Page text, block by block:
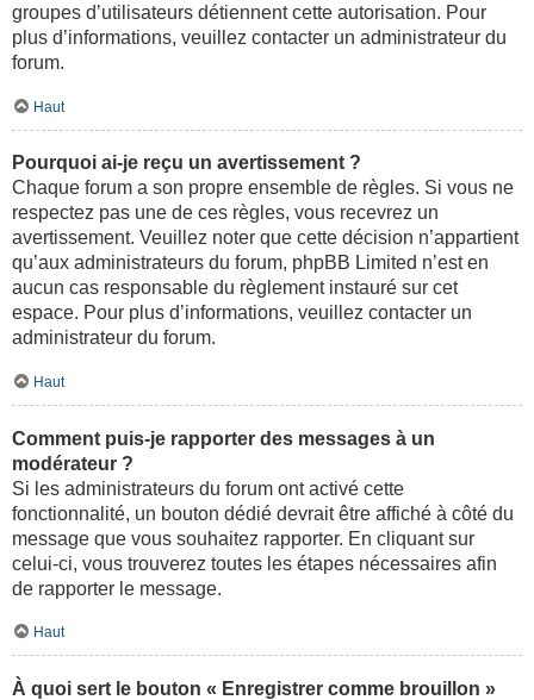
groupes d’utilisateurs détiennent cette autorisation. Pour
plus d’informations, veuillez contacter un administrateur du
forum.
Haut
Pourquoi ai-je reçu un avertissement ?
Chaque forum a son propre ensemble de règles. Si vous ne
respectez pas une de ces règles, vous recevrez un
avertissement. Veuillez noter que cette décision n’appartient
qu’aux administrateurs du forum, phpBB Limited n’est en
aucun cas responsable du règlement instauré sur cet
espace. Pour plus d’informations, veuillez contacter un
administrateur du forum.
Haut
Comment puis-je rapporter des messages à un
modérateur ?
Si les administrateurs du forum ont activé cette
fonctionnalité, un bouton dédié devrait être affiché à côté du
message que vous souhaitez rapporter. En cliquant sur
celui-ci, vous trouverez toutes les étapes nécessaires afin
de rapporter le message.
Haut
À quoi sert le bouton « Enregistrer comme brouillon »